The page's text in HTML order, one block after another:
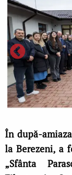
În după-
la Berezeni, a
„Sfânta